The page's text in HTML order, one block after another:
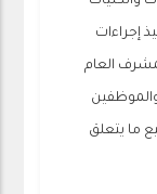
إجراءات
1439هـ. ودعا المشرف العام
ما يتعلق